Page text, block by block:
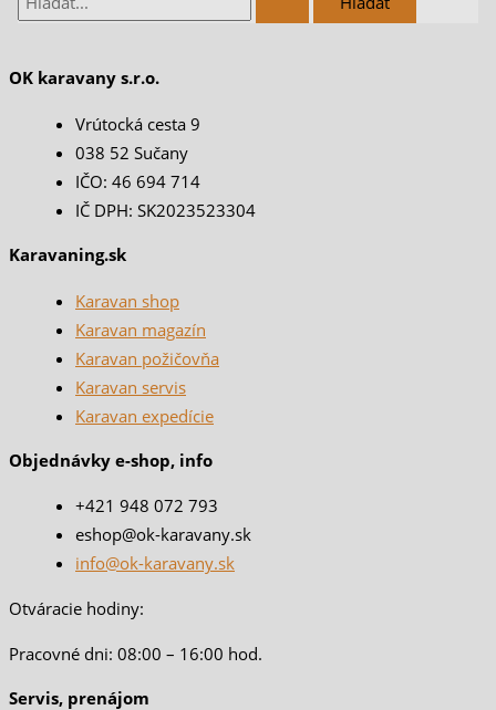
OK karavany s.r.o.
Vrútocká cesta 9
038 52 Sučany
IČO: 46 694 714
IČ DPH: SK2023523304
Karavaning.sk
Karavan shop
Karavan magazín
Karavan požičovňa
Karavan servis
Karavan expedície
Objednávky e-shop, info
+421 948 072 793
eshop@ok-karavany.sk
info@ok-karavany.sk
Otváracie hodiny:
Pracovné dni: 08:00 – 16:00 hod.
Servis, prenájom